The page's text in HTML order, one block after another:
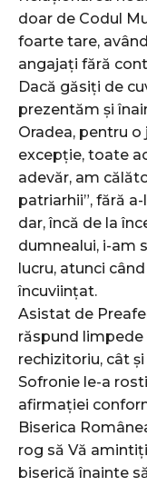
doar de Codul
foarte tare,
angajați fără
Dacă găsiți de
prezentăm și
Oradea, pentru
excepție, toate
adevăr, am
patriarhii”, fără
dar, încă de la
dumnealui, i-am
lucru, atunci
încuviințat.
Asistat de
răspund
rechizitoriu, cât
Sofronie le-a
afirmației
Biserica
rog să Vă
biserică înainte